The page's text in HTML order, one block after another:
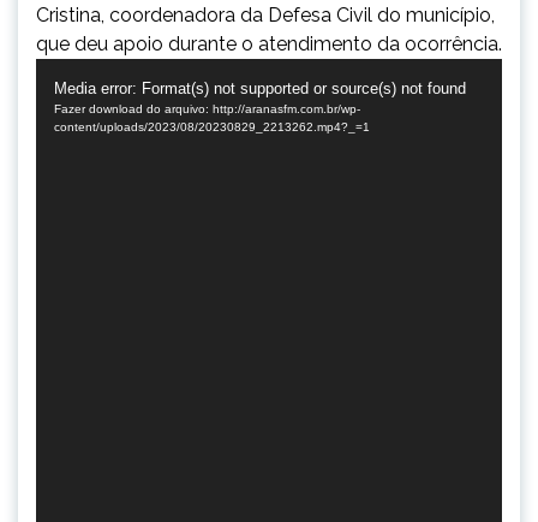
Cristina, coordenadora da Defesa Civil do município,
que deu apoio durante o atendimento da ocorrência.
de
vídeo
Media error: Format(s) not supported or source(s) not found
Fazer download do arquivo: http://aranasfm.com.br/wp-
content/uploads/2023/08/20230829_2213262.mp4?_=1